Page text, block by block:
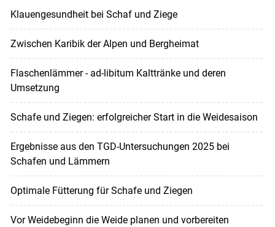
Klauengesundheit bei Schaf und Ziege
Zwischen Karibik der Alpen und Bergheimat
Flaschenlämmer - ad-libitum Kalttränke und deren
Umsetzung
Schafe und Ziegen: erfolgreicher Start in die Weidesaison
Ergebnisse aus den TGD-Untersuchungen 2025 bei
Schafen und Lämmern
Optimale Fütterung für Schafe und Ziegen
Vor Weidebeginn die Weide planen und vorbereiten